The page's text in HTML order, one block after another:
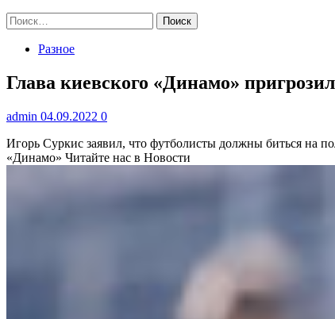
Найти:
Разное
Глава киевского «Динамо»
admin 04.09.2022 0
Игорь Суркис заявил, что футболисты должны биться на
«Динамо» Читайте нас в Новости